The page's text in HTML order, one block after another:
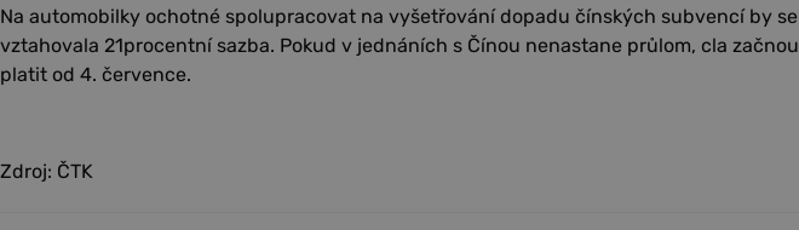
Na automobilky ochotné spolupracovat na vyšetřování dopadu čínských subvencí by se
vztahovala 21procentní sazba. Pokud v jednáních s Čínou nenastane průlom, cla začnou
platit od 4. července.
Zdroj: ČTK